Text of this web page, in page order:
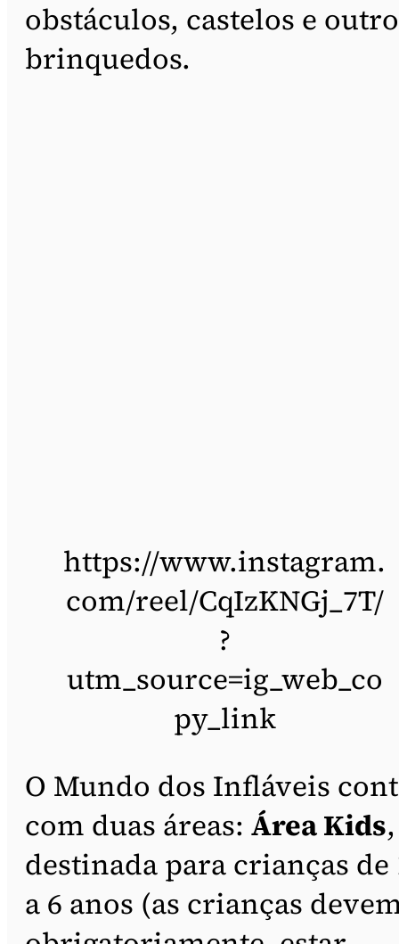
obstáculos, castelos e
brinquedos.
https://www.instagram.
com/reel/CqIzKNGj_7T/
?
utm_source=ig_web_co
py_link
O Mundo dos Infláveis
com duas áreas: Área Kids,
destinada para crianças de
a 6 anos (as crianças